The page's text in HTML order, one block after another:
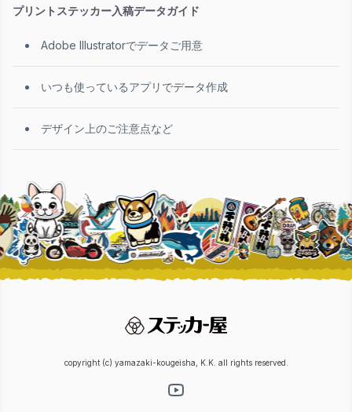
プリントステッカー入稿データガイド
Adobe Illustratorでデータご用意
いつも使っているアプリでデータ作成
デザイン上のご注意点など
copyright (c) yamazaki-kougeisha, K.K. all rights reserved.